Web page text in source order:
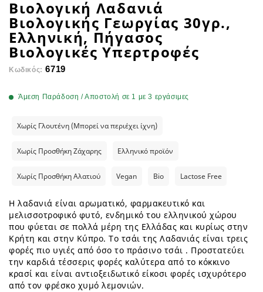
Βιολογική Λαδανιά
Βιολογικής Γεωργίας 30γρ.,
Ελληνική, Πήγασος
Βιολογικές Υπερτροφές
Κωδικός: 6719
Άμεση Παράδοση / Αποστολή σε 1 με 3 εργάσιμες
Χωρίς Γλουτένη (Μπορεί να περιέχει ίχνη)
Χωρίς Προσθήκη Ζάχαρης Ελληνικό προϊόν
Χωρίς Προσθήκη Αλατιού Vegan Bio Lactose Free
Η λαδανιά είναι αρωματικό, φαρμακευτικό και
μελισσοτροφικό φυτό, ενδημικό του ελληνικού χώρου
που φύεται σε πολλά μέρη της Ελλάδας και κυρίως στην
Κρήτη και στην Κύπρο. Το τσάι της Λαδανιάς είναι τρεις
φορές πιο υγιές από όσο το πράσινο τσάι . Προστατεύει
την καρδιά τέσσερις φορές καλύτερα από το κόκκινο
κρασί και είναι αντιοξειδωτικό είκοσι φορές ισχυρότερο
από τον φρέσκο χυμό λεμονιών.